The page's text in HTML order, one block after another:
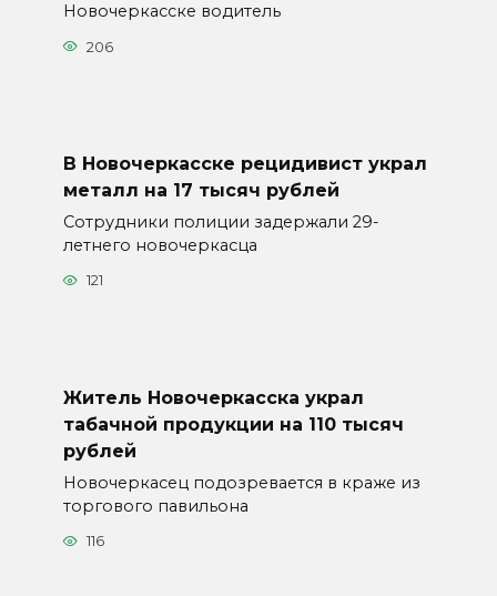
Новочеркасске водитель
206
В Новочеркасске рецидивист украл
металл на 17 тысяч рублей
Сотрудники полиции задержали 29-
летнего новочеркасца
121
Житель Новочеркасска украл
табачной продукции на 110 тысяч
рублей
Новочеркасец подозревается в краже из
торгового павильона
116